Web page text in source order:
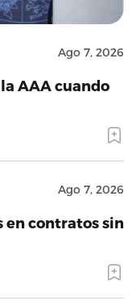
Ago 7, 2026
AAA cuando
Ago 7, 2026
en contratos sin